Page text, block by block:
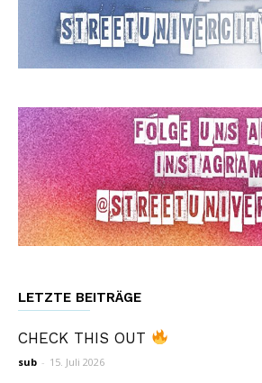
LETZTE BEITRÄGE
CHECK THIS OUT
sub - 15. Juli 2026